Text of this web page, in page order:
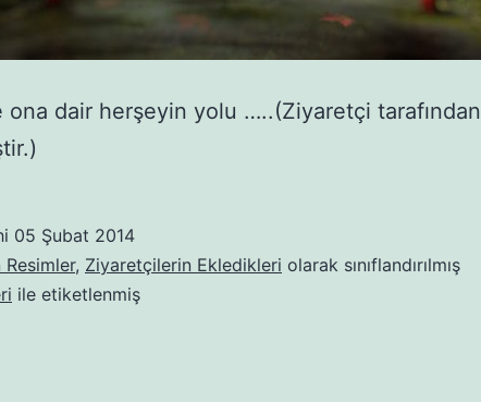
ona dair herşeyin yolu …..(Ziyaretçi tarafından
05 Şubat 2014
, Ziyaretçilerin Ekledikleri olarak sınıflandırılmış
ile etiketlenmiş